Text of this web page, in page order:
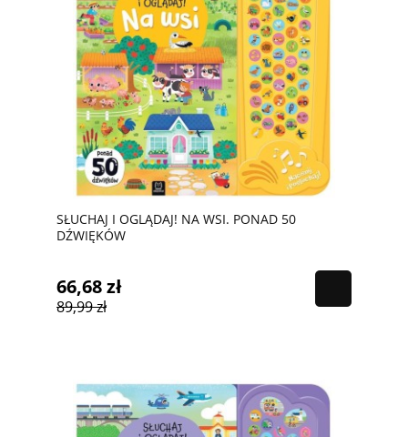
SŁUCHAJ I OGLĄDAJ! NA WSI. PONAD 50
DŹWIĘKÓW
66,68 zł
89,99 zł